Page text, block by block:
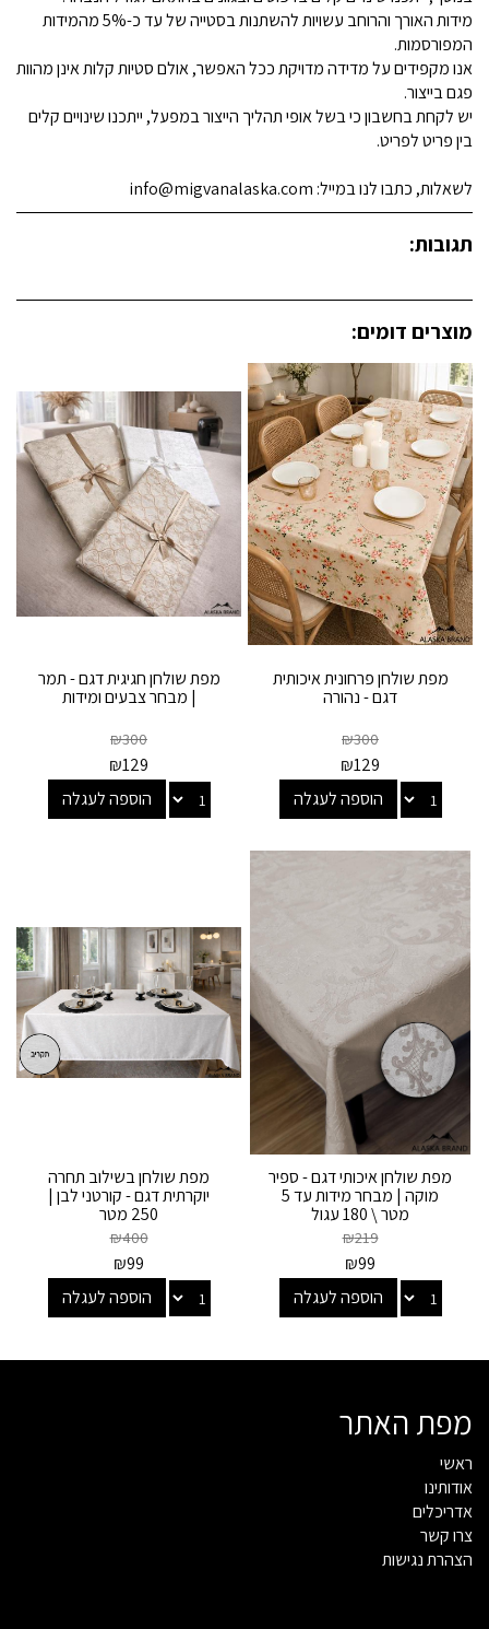
מידות האורך והרוחב עשויות להשתנות בסטייה של עד כ-5% מהמידות
המפורסמות.
אנו מקפידים על מדידה מדויקת ככל האפשר, אולם סטיות קלות אינן מהוות
פגם בייצור.
יש לקחת בחשבון כי בשל אופי תהליך הייצור במפעל, ייתכנו שינויים קלים
בין פריט לפריט.
לשאלות, כתבו לנו במייל: info@migvanalaska.com
תגובות:
מוצרים דומים:
מפת שולחן פרחונית איכותית
דגם - נהורה
₪300
₪129
הוספה לעגלה
מפת שולחן חגיגית דגם - תמר
| מבחר צבעים ומידות
₪300
₪129
הוספה לעגלה
מפת שולחן איכותי דגם - ספיר
מוקה | מבחר מידות עד 5
מטר \ 180 עגול
₪219
₪99
הוספה לעגלה
מפת שולחן בשילוב תחרה
יוקרתית דגם - קורטני לבן |
250 מטר
₪400
₪99
הוספה לעגלה
מפת האתר
ראשי
אודותינו
אדריכלים
צרו קשר
הצהרת נגישות